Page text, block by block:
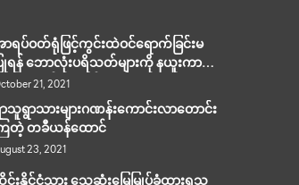
ရပ်ဝတ်ရုံဖြင့်ကွင်းထဲဝင်ရောက်ခြင်းမ
ြုရန် ဘောလုံးပရိသတ်များကို နယူးကာ
အသင်း တောင်းဆို
21, 2021
သူရွာသားများဂဏန်းကောင်းလာတောင်း
ြတဲ့ တခီယန်ထောင်
23, 2021
းနိုင်ငံသား သေဆုံးမြေမြုပ်ခံထားရသူ